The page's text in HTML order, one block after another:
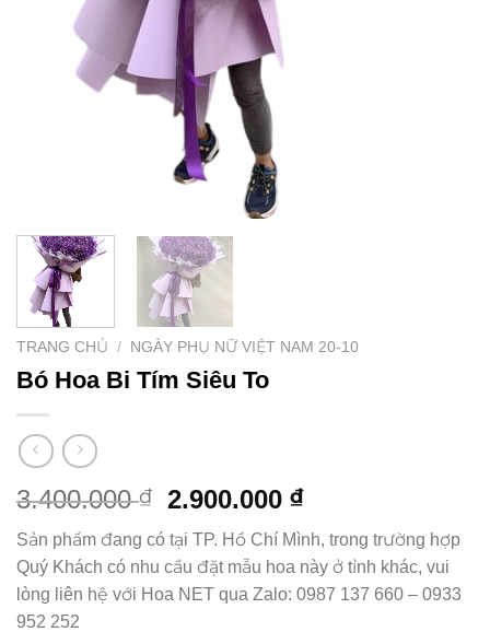
TRANG CHỦ / NGÀY PHỤ NỮ VIỆT NAM 20-10
Bó Hoa Bi Tím Siêu To
3.400.000₫
Giá
là:
3.400.000 ₫.
2.900.000₫Giá
tại
là:
2.900.000 ₫.
Sản phẩm đang có tại TP. Hồ Chí Mình, trong trường hợp
Quý Khách có nhu cầu đặt mẫu hoa này ở tỉnh khác, vui
lòng liên hệ với Hoa NET qua Zalo: 0987 137 660 – 0933
952 252